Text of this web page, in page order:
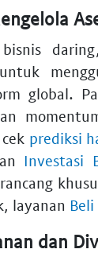
global.
prediksi
Investasi
layanan Beli
dan